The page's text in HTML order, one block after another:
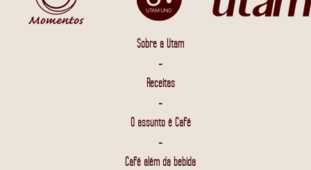
Sobre a Utam
-
Receitas
-
O assunto é Café
-
Café além da bebida